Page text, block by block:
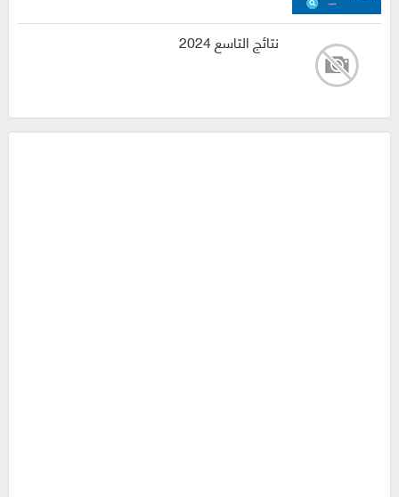
نتائج التاسع 2024